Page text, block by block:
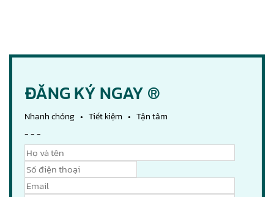
ĐĂNG KÝ NGAY ®
Nhanh chóng • Tiết kiệm • Tận tâm
- - -